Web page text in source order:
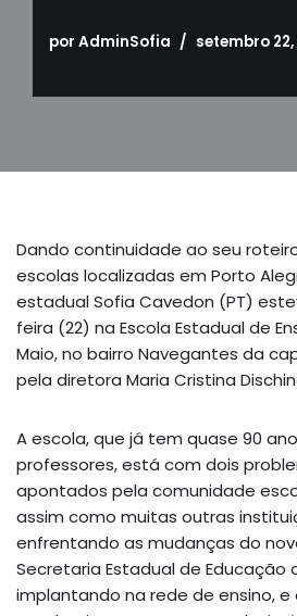
por AdminSofia setembro 22,
Dando continuidade ao seu
escolas localizadas em Porto
estadual Sofia Cavedon (PT)
feira (22) na Escola Estadual de
Maio, no bairro Navegantes da
pela diretora Maria Cristina
A escola, que já tem quase 90
professores, está com dois
apontados pela comunidade
assim como muitas outras
enfrentando as mudanças do
Secretaria Estadual de Educação
implantando na rede de ensino,